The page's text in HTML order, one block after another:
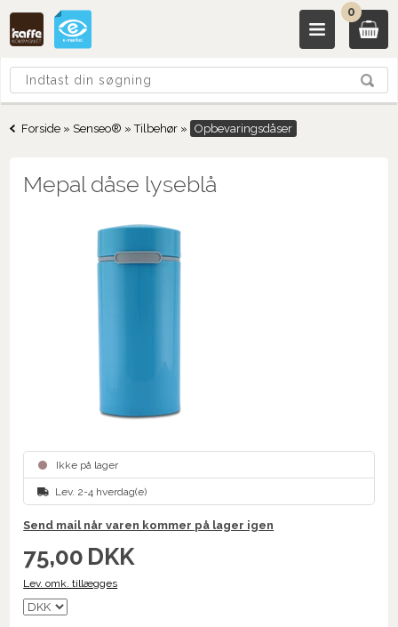
0
Forside » Senseo® »Tilbehør » Opbevaringsdåser
Mepal dåse lyseblå
Ikke på lager
Lev. 2-4 hverdag(e)
Send mail når varen kommer på lager igen
75,00 DKK
Lev. omk. tillægges